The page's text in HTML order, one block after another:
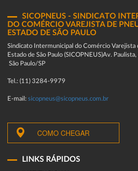
SICOPNEUS - SINDICATO
DO COMÉRCIO VAREJISTA DE
ESTADO DE SÃO PAULO
Sindicato Intermunicipal do Comércio Varejista
Estado de São Paulo (SICOPNEUS)Av.
São Paulo/SP
Tel.: (11) 3284-9979
E-mail: sicopneus@sicopneus.com.br
COMO CHEGAR
LINKS RÁPIDOS